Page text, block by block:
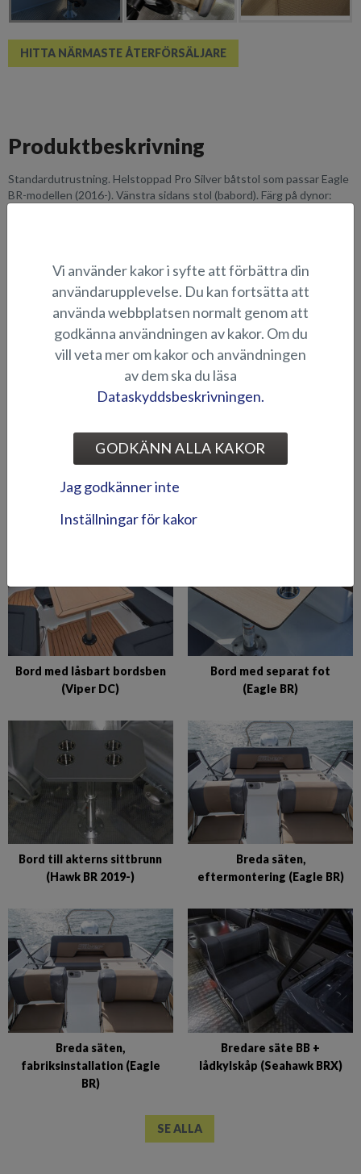
HITTA NÄRMASTE ÅTERFÖRSÄLJARE
Produktbeskrivning
Standardutrustning. Helstoppad Pro Silver båtstol som passar Eagle
BR-modellen (2016-). Vänstra sidans stol (babord). Färg på dynor:
BORD OCH SÄTEN
Bord m. bordsben (Tiger
Bord med låsbart bordsben
(Viper DC)
Bord med separat fot
(Eagle BR)
Bord till akterns sittbrunn
(Hawk BR 2019-)
Breda säten,
eftermontering (Eagle BR)
Breda säten,
fabriksinstallation (Eagle
BR)
Bredare säte BB +
lådkylskåp (Seahawk BRX)
SE ALLA
Vi använder kakor i syfte att förbättra din
användarupplevelse. Du kan fortsätta att
använda webbplatsen normalt genom att
godkänna användningen av kakor. Om du
vill veta mer om kakor och användningen
av dem ska du läsa
Dataskyddsbeskrivningen.
GODKÄNN ALLA KAKOR
Jag godkänner inte
Inställningar för kakor